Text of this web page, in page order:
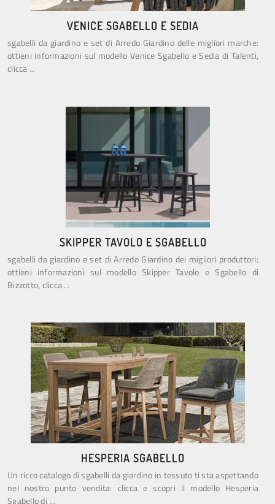
VENICE SGABELLO E SEDIA
sgabelli da giardino e set di Arredo Giardino delle migliori marche:
ottieni informazioni sul modello Venice Sgabello e Sedia di Talenti,
clicca ...
SKIPPER TAVOLO E SGABELLO
sgabelli da giardino e set di Arredo Giardino dei migliori produttori:
ottieni informazioni sul modello Skipper Tavolo e Sgabello di
Bizzotto, clicca ...
HESPERIA SGABELLO
Un ricco catalogo di sgabelli da giardino in tessuto ti sta aspettando
nel nostro punto vendita: clicca e scopri il modello Hesperia
Sgabello di ...